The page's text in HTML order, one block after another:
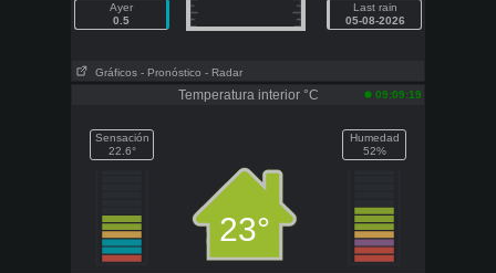
Ayer
0.5
Last rain
05-08-2026
Gráficos - Pronóstico - Radar
Temperatura interior °C 09:09:19
Sensación
22.6°
23°
Humedad
52%